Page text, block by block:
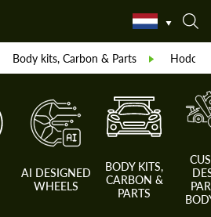
Body kits, Carbon & Parts Hodoor
AI DESIGNED
WHEELS
BODY KITS,
CARBON &
PARTS